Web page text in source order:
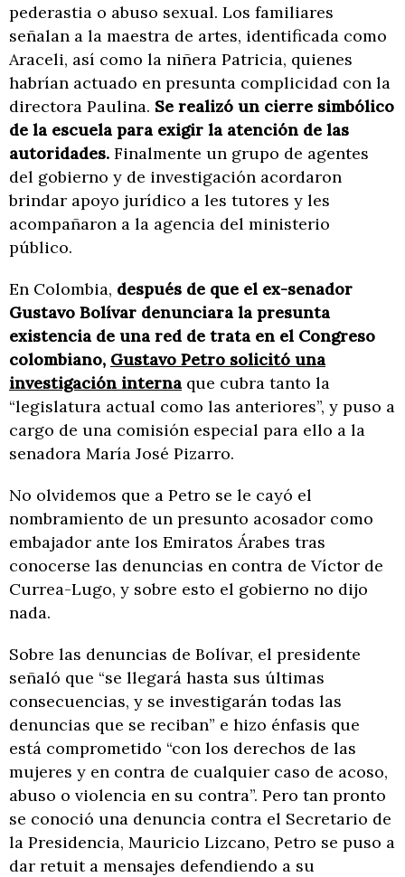
pederastia o abuso sexual. Los familiares
señalan a la maestra de artes, identificada como
Araceli, así como la niñera Patricia, quienes
habrían actuado en presunta complicidad con la
directora Paulina. Se realizó un cierre simbólico
de la escuela para exigir la atención de las
autoridades. Finalmente un grupo de agentes
del gobierno y de investigación acordaron
brindar apoyo jurídico a les tutores y les
acompañaron a la agencia del ministerio
público.
En Colombia, después de que el ex-senador
Gustavo Bolívar denunciara la presunta
existencia de una red de trata en el Congreso
colombiano, Gustavo Petro solicitó una
investigación interna que cubra tanto la
“legislatura actual como las anteriores”, y puso a
cargo de una comisión especial para ello a la
senadora María José Pizarro.
No olvidemos que a Petro se le cayó el
nombramiento de un presunto acosador como
embajador ante los Emiratos Árabes tras
conocerse las denuncias en contra de Víctor de
Currea-Lugo, y sobre esto el gobierno no dijo
nada.
Sobre las denuncias de Bolívar, el presidente
señaló que “se llegará hasta sus últimas
consecuencias, y se investigarán todas las
denuncias que se reciban” e hizo énfasis que
está comprometido “con los derechos de las
mujeres y en contra de cualquier caso de acoso,
abuso o violencia en su contra”. Pero tan pronto
se conoció una denuncia contra el Secretario de
la Presidencia, Mauricio Lizcano, Petro se puso a
dar retuit a mensajes defendiendo a su